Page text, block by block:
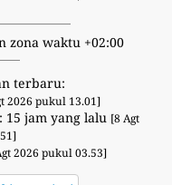
zona waktu +02:00
terbaru:
2026 pukul 13.01]
: 15 jam yang lalu [8 Agt
2026 pukul 03.53]